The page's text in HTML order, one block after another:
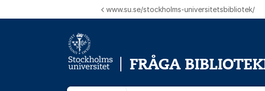
www.su.se/stockholms-universitetsbibliotek/